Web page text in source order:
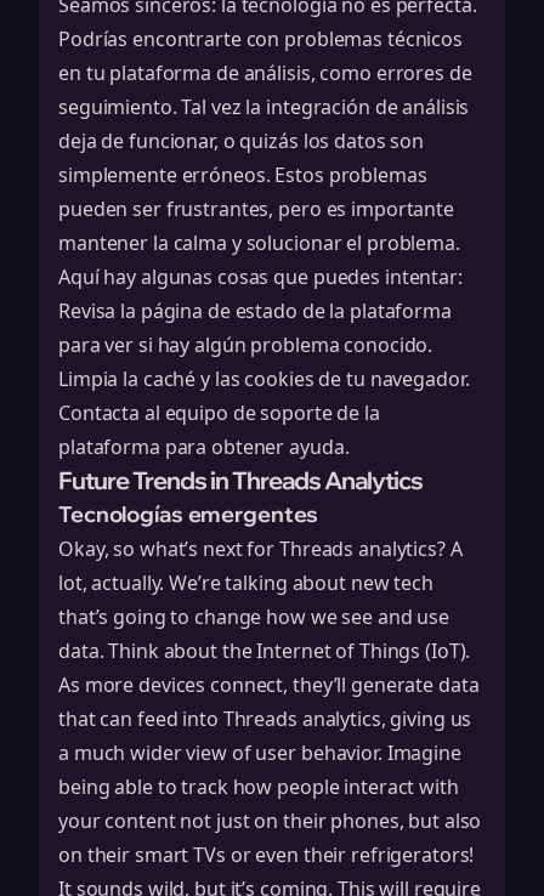
Podrías encontrarte con problemas técnicos
en tu plataforma de análisis, como errores de
seguimiento. Tal vez la integración de análisis
deja de funcionar, o quizás los datos son
simplemente erróneos. Estos problemas
pueden ser frustrantes, pero es importante
mantener la calma y solucionar el problema.
Aquí hay algunas cosas que puedes intentar:
Revisa la página de estado de la plataforma
para ver si hay algún problema conocido.
Limpia la caché y las cookies de tu navegador.
Contacta al equipo de soporte de la
plataforma para obtener ayuda.
Future Trends in Threads Analytics
Tecnologías emergentes
Okay, so what’s next for Threads analytics? A
lot, actually. We’re talking about new tech
that’s going to change how we see and use
data. Think about the Internet of Things (IoT).
As more devices connect, they’ll generate data
that can feed into Threads analytics, giving us
a much wider view of user behavior. Imagine
being able to track how people interact with
your content not just on their phones, but also
on their smart TVs or even their refrigerators!
It sounds wild, but it’s coming. This will require